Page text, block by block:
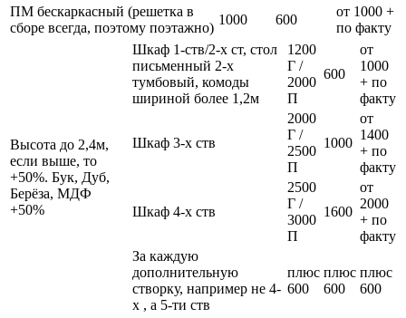
ПМ бескаркасный (решетка в
сборе всегда, поэтому поэтажно)
1000 600
от 1000 +
по факту
Высота до 2,4м,
если выше, то
+50%. Бук, Дуб,
Берёза, МДФ
+50%
Шкаф 1-ств/2-х ст, стол
письменный 2-х
тумбовый, комоды
шириной более 1,2м
1200
Г /
2000
П
600
от
1000
+ по
факту
Шкаф 3-х ств
2000
Г /
2500
П
1000
от
1400
+ по
факту
Шкаф 4-х ств
2500
Г /
3000
П
1600
от
2000
+ по
факту
За каждую
дополнительную
створку, например не 4-
х , а 5-ти ств
плюс
600
плюс
600
плюс
600